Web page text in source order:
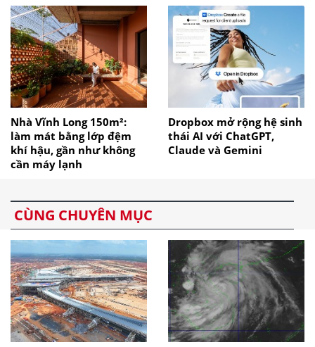
Nhà Vĩnh Long 150m²:
làm mát bằng lớp đệm
khí hậu, gần như không
cần máy lạnh
Dropbox mở rộng hệ sinh
thái AI với ChatGPT,
Claude và Gemini
CÙNG CHUYÊN MỤC